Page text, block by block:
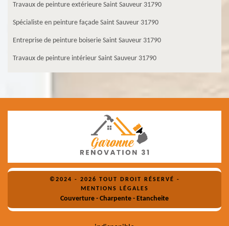
Travaux de peinture extérieure Saint Sauveur 31790
Spécialiste en peinture façade Saint Sauveur 31790
Entreprise de peinture boiserie Saint Sauveur 31790
Travaux de peinture intérieur Saint Sauveur 31790
©2024 - 2026 TOUT DROIT RÉSERVÉ -
MENTIONS LÉGALES
Couverture - Charpente - Etancheite